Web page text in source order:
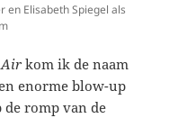
en Elisabeth Spiegel als
Air kom ik de naam
enorme blow-up
de romp van de